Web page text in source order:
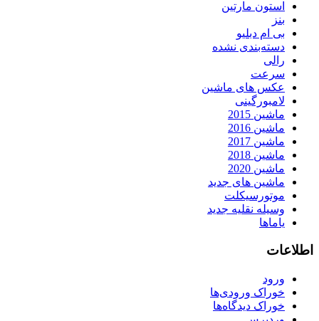
استون مارتین
بنز
بی ام دبلیو
دسته‌بندی نشده
رالی
سرعت
عکس های ماشین
لامبورگینی
ماشین 2015
ماشین 2016
ماشین 2017
ماشین 2018
ماشین 2020
ماشین های جدید
موتورسیکلت
وسیله نقلیه جدید
یاماها
اطلاعات
ورود
خوراک ورودی‌ها
خوراک دیدگاه‌ها